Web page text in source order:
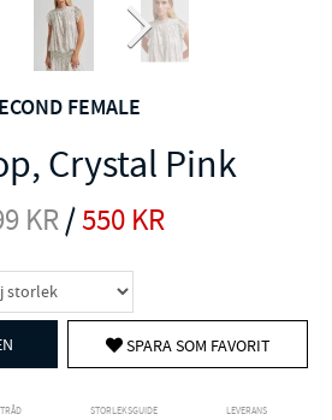
FEMALE
Crystal Pink
KR/550KR
SPARA SOM FAVORIT
STORLEKSGUIDE LEVERANS